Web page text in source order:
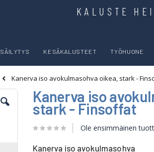
KALUSTE
SÄILYTYS KESÄKALUSTEET TYÖHUONE
Kanerva iso avokulmasohva oikea, stark -
Kanerva iso
stark - Finsoffat
Ole ensimmäinen
Kanerva iso avokulmasohva